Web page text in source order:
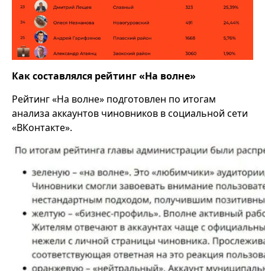
Как составлялся рейтинг «На волне»
Рейтинг «На волне» подготовлен по итогам
анализа аккаунтов чиновников в социальной сети
«ВКонтакте».